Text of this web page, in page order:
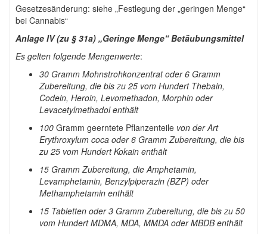
Gesetzesänderung: siehe „Festlegung der „geringen Menge“
bei Cannabis“
Anlage IV (zu § 31a) „Geringe Menge“ Betäubungsmittel
Es gelten folgende Mengenwerte:
30 Gramm Mohnstrohkonzentrat oder 6 Gramm
Zubereitung, die bis zu 25 vom Hundert Thebain,
Codein, Heroin, Levomethadon, Morphin oder
Levacetylmethadol enthält
100 Gramm geerntete Pflanzenteile von der Art
Erythroxylum coca oder 6 Gramm Zubereitung, die bis
zu 25 vom Hundert Kokain enthält
15 Gramm Zubereitung, die Amphetamin,
Levamphetamin, Benzylpiperazin (BZP) oder
Methamphetamin enthält
15 Tabletten oder 3 Gramm Zubereitung, die bis zu 50
vom Hundert MDMA, MDA, MMDA oder MBDB enthält